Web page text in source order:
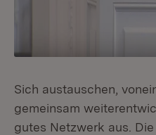
Sich austauschen,
gemeinsam
gutes Netzwerk aus.